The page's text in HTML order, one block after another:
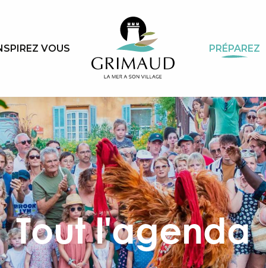
VOUS PRÉPAREZ
Tout l'agenda